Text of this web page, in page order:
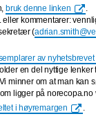
bruk denne linken
.
kommentarer:
(
av
en del nyttige lenker
minner om at man kan
ligger på norecopa.no
i høyremargen .